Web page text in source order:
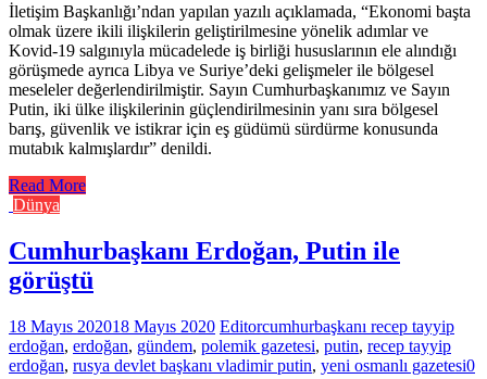
İletişim Başkanlığı’ndan yapılan yazılı açıklamada, “Ekonomi başta
olmak üzere ikili ilişkilerin geliştirilmesine yönelik adımlar ve
Kovid-19 salgınıyla mücadelede iş birliği hususlarının ele alındığı
görüşmede ayrıca Libya ve Suriye’deki gelişmeler ile bölgesel
meseleler değerlendirilmiştir. Sayın Cumhurbaşkanımız ve Sayın
Putin, iki ülke ilişkilerinin güçlendirilmesinin yanı sıra bölgesel
barış, güvenlik ve istikrar için eş güdümü sürdürme konusunda
mutabık kalmışlardır” denildi.
Read More
Dünya
Cumhurbaşkanı Erdoğan, Putin ile
görüştü
18 Mayıs 202018 Mayıs 2020 Editorcumhurbaşkanı recep tayyip
erdoğan, erdoğan, gündem, polemik gazetesi, putin, recep tayyip
erdoğan, rusya devlet başkanı vladimir putin, yeni osmanlı gazetesi0